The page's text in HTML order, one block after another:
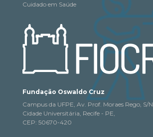
Cuidado em Saúde
Fundação Oswaldo Cruz
Campus da UFPE, Av. Prof. Moraes Rego, S/N
Cidade Universitária, Recife - PE,
CEP: 50670-420